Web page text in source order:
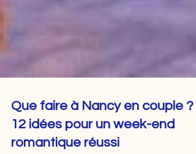
Que faire à Nancy en couple ?
12 idées pour un week-end